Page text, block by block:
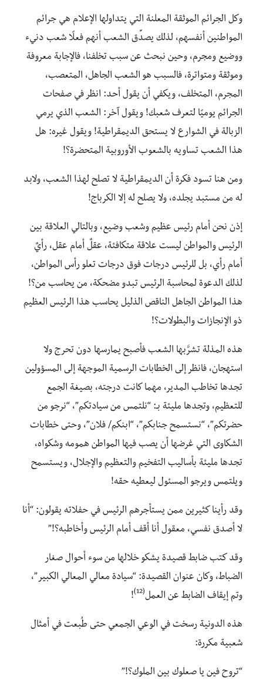
وكل الجرائم الموثقة المعلنة التي يتداولها الإعلام هي جرائم
المواطنين أنفسهم، لذلك يصدِّق الشعب أنهم فعلًا شعب دنيء
ووضيع ومجرم، وحين نبحث عن سبب تخلفنا، فالإجابة معروفة
وموثقة ومتواترة، فالسبب هو الشعب الجاهل، المتعصب،
المجرم، المتخلف، ويكفي أن يقول أحد: انظر في صفحات
الجرائم يوميًا لتعرف شعبك! ويقول آخر: الشعب الذي يرمي
الزبالة في الشوارع لا يستحق الديمقراطية! ويقول غيره: هل
هذا الشعب تساويه بالشعوب الأوروبية المتحضرة؟!
ومن هنا تسود فكرة أن الديمقراطية لا تصلح لهذا الشعب، ولابد
له من مستبد يجلده، ولا يصلح له إلا الكرباج!
إذن نحن أمام رئيس عظيم وشعب وضيع، وبالتالي العلاقة بين
الرئيس والمواطن ليست علاقة متكافئة، عقلٌ أمام عقل، رأيٌ
أمام رأي، بل للرئيس درجات فوق درجات تعلو رأس المواطن،
لذلك الدعوة لمحاسبة الرئيس تبدو مضحكة، من يحاسب من؟!
هذا المواطن الجاهل الناقص الذليل يحاسب هذا الرئيس العظيم
ذو الإنجازات والبطولات؟!
هذه المذلة تشرَّبها الشعب فأصبح يمارسها دون تحرج ولا
استهجان، فانظر إلى الخطابات الرسمية الموجهة إلى المسؤولين
تجدها تخاطب المدير، مهما كانت درجته، بصيغة الجمع
للتعظيم، وتجدها مليئة بـ: “نلتمس من سيادتكم”، “نرجو من
حضرتكم”، “نستسمح جنابكم”، “ابنكم/ فلان”، وحتى خطابات
الشكاوى التي غرضها أن يصب فيها المواطن همومه وشكواه،
تجدها مليئة بأساليب التفخيم والتعظيم والإجلال، ويستسمح
ويلتمس ويرجو المسئول ليعطيه حقه!
وقد رأينا كثيرين ممن يستأجرهم الرئيس في حفلاته يقولون: “أنا
لا أصدق نفسي، معقول أنا أقف أمام الرئيس وأخاطبه؟!”
وقد كتب ضابط قصيدة يشكو خلالها من سوء أحوال صغار
الضباط، وكان عنوان القصيدة: “سيادة معالي المعالي الكبير”،
وتم إيقاف الضابط عن العمل(12)
!
هذه الدونية رسخت في الوعي الجمعي حتى طُبعت في أمثال
شعبية مكررة:
“تروح فين يا صعلوك بين الملوك؟!”